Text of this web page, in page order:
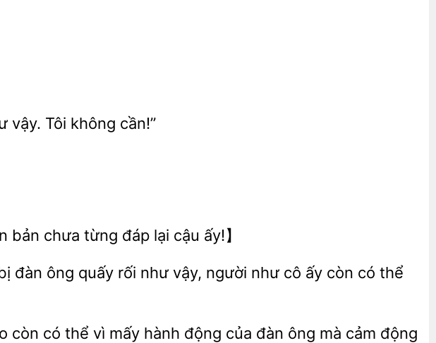
vậy. Tôi không cần!”
bản từng đáp lại cậu
đàn ông quấy rối như vậy, người như cô ấy còn có thể
còn có thể vì mấy hành động của đàn ông mà cảm động